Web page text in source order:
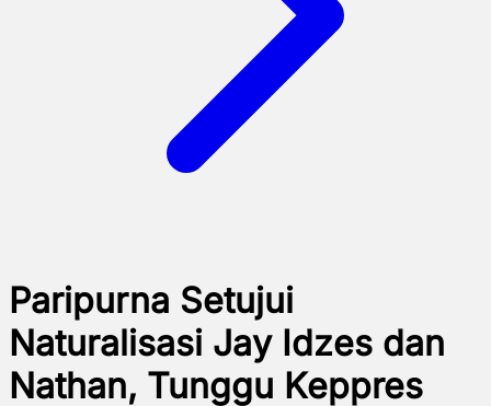
Paripurna Setujui
Naturalisasi Jay Idzes dan
Nathan, Tunggu Keppres